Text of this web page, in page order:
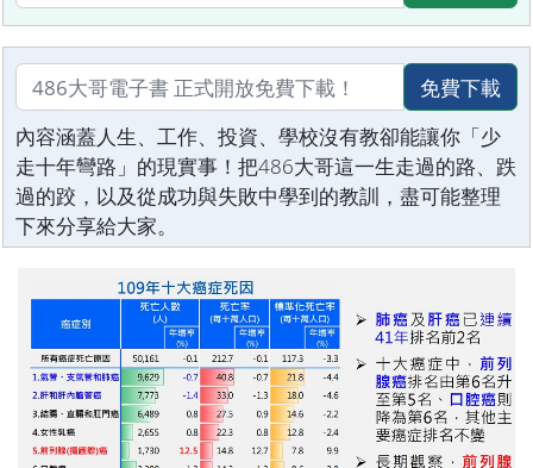
免費下載
內容涵蓋人生、工作、投資、學校沒有教卻能讓你「少
走十年彎路」的現實事！把486大哥這一生走過的路、跌
過的跤，以及從成功與失敗中學到的教訓，盡可能整理
下來分享給大家。